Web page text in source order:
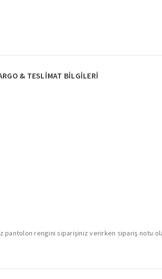
& TESLIMAT BILGILERI
pantolon rengini siparişiniz verirken sipariş notu